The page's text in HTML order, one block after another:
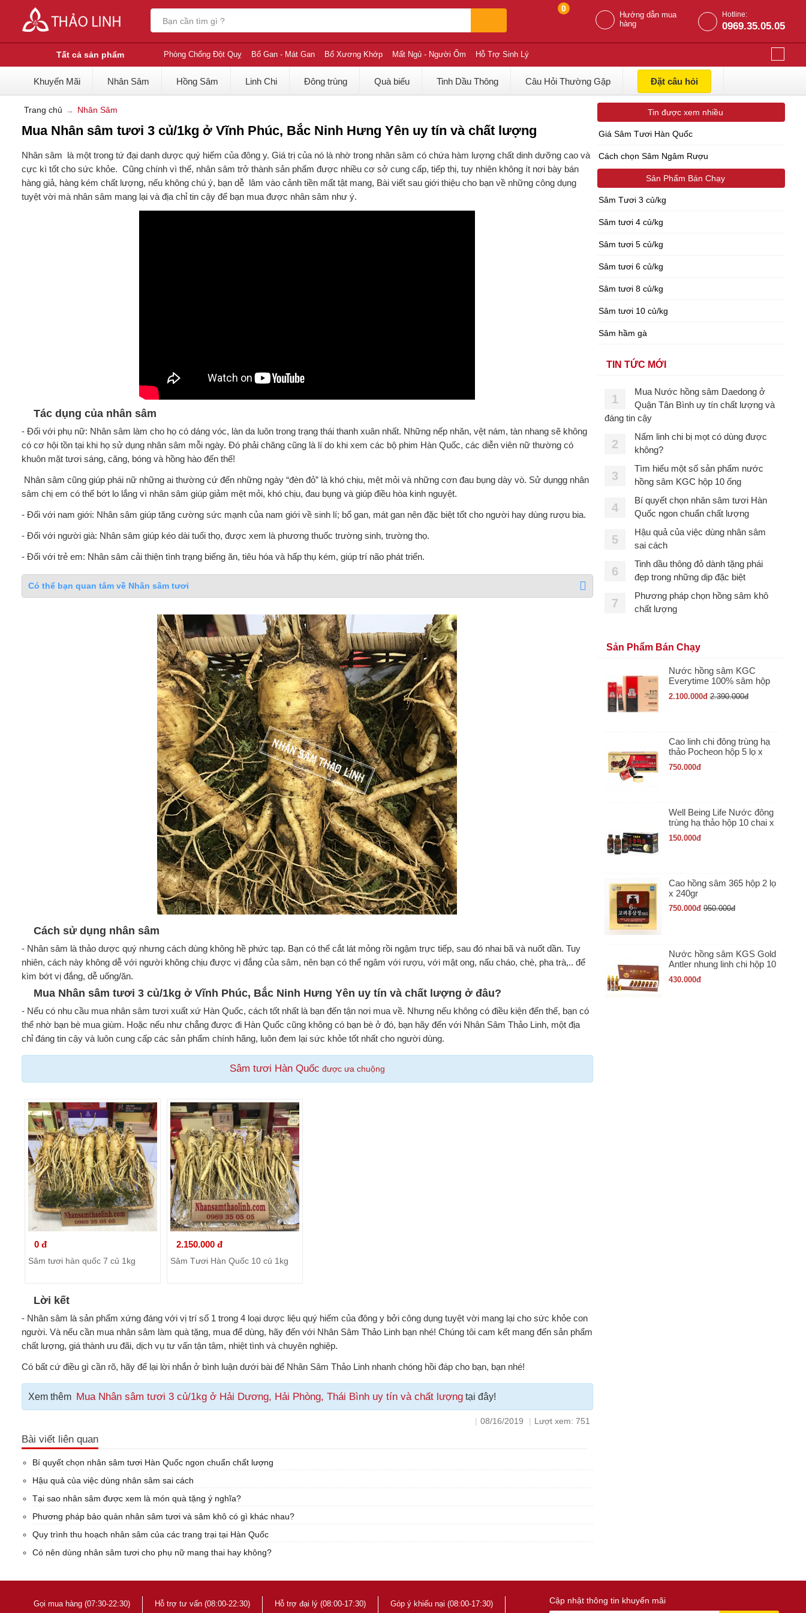
0
Hướng dẫn mua
hàng
Hotline:
0969.35.05.05
Tất cả sản phẩm Phòng Chống Đột Quỵ Bổ Gan - Mát Gan Bổ Xương Khớp Mất Ngủ - Người Ốm Hỗ Trợ Sinh Lý
Khuyến Mãi Nhân Sâm Hồng Sâm Linh Chi Đông trùng Quà biếu Tinh Dầu Thông Câu Hỏi Thường Gặp Đặt câu hỏi
Trang chủ Nhân Sâm
Mua Nhân sâm tươi 3 củ/1kg ở Vĩnh Phúc, Bắc Ninh Hưng Yên uy tín và chất lượng
Nhân sâm là một trong tứ đại danh dược quý hiếm của đông y. Giá trị của nó là nhờ trong nhân sâm có chứa hàm lượng chất dinh dưỡng cao và
cực kì tốt cho sức khỏe. Cũng chính vì thế, nhân sâm trở thành sản phẩm được nhiều cơ sở cung cấp, tiếp thị, tuy nhiên không ít nơi bày bán
hàng giả, hàng kém chất lượng, nếu không chú ý, bạn dễ lâm vào cảnh tiền mất tật mang, Bài viết sau giới thiệu cho bạn về những công dụng
tuyệt vời mà nhân sâm mang lại và địa chỉ tin cậy để bạn mua được nhân sâm như ý.
Tác dụng của nhân sâm
- Đối với phụ nữ: Nhân sâm làm cho họ có dáng vóc, làn da luôn trong trạng thái thanh xuân nhất. Những nếp nhăn, vệt nám, tàn nhang sẽ không
có cơ hội tồn tại khi họ sử dụng nhân sâm mỗi ngày. Đó phải chăng cũng là lí do khi xem các bộ phim Hàn Quốc, các diễn viên nữ thường có
khuôn mặt tươi sáng, căng, bóng và hồng hào đến thế!
Nhân sâm cũng giúp phái nữ những ai thường cứ đến những ngày “đèn đỏ” là khó chịu, mệt mỏi và những cơn đau bụng dày vò. Sử dụngg nhân
sâm chị em có thể bớt lo lắng vì nhân sâm giúp giảm mệt mỏi, khó chịu, đau bụng và giúp điều hòa kinh nguyệt.
- Đối với nam giới: Nhân sâm giúp tăng cường sức mạnh của nam giới về sinh lí; bổ gan, mát gan nên đặc biệt tốt cho người hay dùng rượu bia.
- Đối với người già: Nhân sâm giúp kéo dài tuổi thọ, được xem là phương thuốc trường sinh, trường thọ.
- Đối với trẻ em: Nhân sâm cải thiện tình trạng biếng ăn, tiêu hóa và hấp thụ kém, giúp trí não phát triển.
Có thể bạn quan tâm về Nhân sâm tươi
Cách sử dụng nhân sâm
- Nhân sâm là thảo dược quý nhưng cách dùng không hề phức tạp. Bạn có thể cắt lát mỏng rồi ngậm trực tiếp, sau đó nhai bã và nuốt dần. Tuy
nhiên, cách này không dễ với người không chịu được vị đắng của sâm, nên bạn có thể ngâm với rượu, với mật ong, nấu cháo, chè, pha trà,.. để
kìm bớt vị đắng, dễ uống/ăn.
Mua Nhân sâm tươi 3 củ/1kg ở Vĩnh Phúc, Bắc Ninh Hưng Yên uy tín và chất lượng ở đâu?
- Nếu có nhu cầu mua nhân sâm tươi xuất xứ Hàn Quốc, cách tốt nhất là bạn đến tận nơi mua về. Nhưng nếu không có điều kiện đến thế, bạn có
thể nhờ bạn bè mua giùm. Hoặc nếu như chẳng được đi Hàn Quốc cũng không có bạn bè ở đó, bạn hãy đến với Nhân Sâm Thảo Linh, một địa
chỉ đáng tin cậy và luôn cung cấp các sản phẩm chính hãng, luôn đem lại sức khỏe tốt nhất cho người dùng.
Sâm tươi Hàn Quốc được ưa chuộng
0 đ
Sâm tươi hàn quốc 7 củ 1kg
2.150.000 đ
Sâm Tươi Hàn Quốc 10 củ 1kg
Lời kết
- Nhân sâm là sản phẩm xứng đáng với vị trí số 1 trong 4 loại dược liệu quý hiếm của đông y bởi công dụng tuyệt vời mang lại cho sức khỏe con
người. Và nếu cần mua nhân sâm làm quà tặng, mua để dùng, hãy đến với Nhân Sâm Thảo Linh bạn nhé! Chúng tôi cam kết mang đến sản phẩm
chất lượng, giá thành ưu đãi, dịch vụ tư vấn tận tâm, nhiệt tình và chuyên nghiệp.
Có bất cứ điều gì cần rõ, hãy để lại lời nhắn ở bình luận dưới bài để Nhân Sâm Thảo Linh nhanh chóng hồi đáp cho bạn, bạn nhé!
Xem thêm Mua Nhân sâm tươi 3 củ/1kg ở Hải Dương, Hải Phòng, Thái Bình uy tín và chất lượngtại đây!
| 08/16/2019 | Lượt xem: 751
Bài viết liên quan
Bí quyết chọn nhân sâm tươi Hàn Quốc ngon chuẩn chất lượng
Hậu quả của việc dùng nhân sâm sai cách
Tại sao nhân sâm được xem là món quà tặng ý nghĩa?
Phương pháp bảo quản nhân sâm tươi và sâm khô có gì khác nhau?
Quy trình thu hoạch nhân sâm của các trang trại tại Hàn Quốc
Có nên dùng nhân sâm tươi cho phụ nữ mang thai hay không?
Tin được xem nhiều
Giá Sâm Tươi Hàn Quốc
Cách chọn Sâm Ngâm Rượu
Sản Phẩm Bán Chạy
Sâm Tươi 3 củ/kg
Sâm tươi 4 củ/kg
Sâm tươi 5 củ/kg
Sâm tươi 6 củ/kg
Sâm tươi 8 củ/kg
Sâm tươi 10 củ/kg
Sâm hầm gà
TIN TỨC MỚI
1
Mua Nước hồng sâm Daedong ở
Quận Tân Bình uy tín chất lượng và
đáng tin cậy
2
Nấm linh chi bị mọt có dùng được
không?
3
Tìm hiểu một số sản phẩm nước
hồng sâm KGC hộp 10 ống
4
Bí quyết chọn nhân sâm tươi Hàn
Quốc ngon chuẩn chất lượng
5
Hậu quả của việc dùng nhân sâm
sai cách
6
Tinh dầu thông đỏ dành tặng phái
đẹp trong những dịp đặc biệt
7
Phương pháp chọn hồng sâm khô
chất lượng
Sản Phẩm Bán Chạy
Nước hồng sâm KGC
Everytime 100% sâm hộp
30 gói x 10ml
2.100.000đ 2.390.000đ
Cao linh chi đông trùng hạ
thảo Pocheon hộp 5 lọ x
50gr
750.000đ
Well Being Life Nước đông
trùng hạ thảo hộp 10 chai x
100ml
150.000đ
Cao hồng sâm 365 hộp 2 lọ
x 240gr
750.000đ 950.000đ
Nước hồng sâm KGS Gold
Antler nhung linh chi hộp 10
ống x 20ml
430.000đ
Gọi mua hàng (07:30-22:30) Hỗ trợ tư vấn (08:00-22:30) Hỗ trợ đại lý (08:00-17:30) Góp ý khiếu nại (08:00-17:30) Cập nhật thông tin khuyến mãi